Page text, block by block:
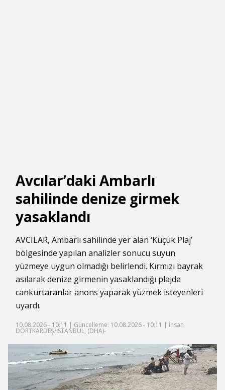
Avcılar’daki Ambarlı
sahilinde denize girmek
yasaklandı
AVCILAR, Ambarlı sahilinde yer alan ‘Küçük Plaj’
bölgesinde yapılan analizler sonucu suyun
yüzmeye uygun olmadığı belirlendi. Kırmızı bayrak
asılarak denize girmenin yasaklandığı plajda
cankurtaranlar anons yaparak yüzmek isteyenleri
uyardı.
10.08.2026 - 10:11 | Güncelleme: 10.08.2026 - 10:11 | İhsan
DÖRTKARDEŞ/İSTANBUL, (DHA)-